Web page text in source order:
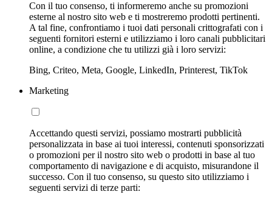
Con il tuo consenso, ti informeremo anche su promozioni
esterne al nostro sito web e ti mostreremo prodotti pertinenti.
A tal fine, confrontiamo i tuoi dati personali crittografati con i
seguenti fornitori esterni e utilizziamo i loro canali pubblicitari
online, a condizione che tu utilizzi già i loro servizi:
Bing, Criteo, Meta, Google, LinkedIn, Printerest, TikTok
Marketing
Accettando questi servizi, possiamo mostrarti pubblicità
personalizzata in base ai tuoi interessi, contenuti sponsorizzati
o promozioni per il nostro sito web o prodotti in base al tuo
comportamento di navigazione e di acquisto, misurandone il
successo. Con il tuo consenso, su questo sito utilizziamo i
seguenti servizi di terze parti: